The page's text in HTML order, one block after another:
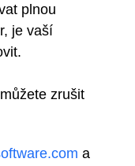
plnou
je vaší
zrušit
a